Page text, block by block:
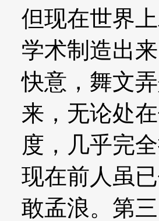
但现在世界
学术制造出
快意，舞文
来，无论处
度，几乎完
现在前人虽
敢孟浪。第